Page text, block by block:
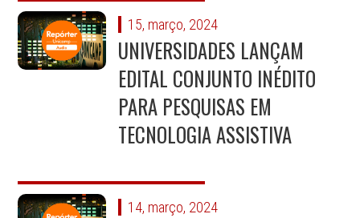
15, março, 2024
UNIVERSIDADES LANÇAM
EDITAL CONJUNTO INÉDITO
PARA PESQUISAS EM
TECNOLOGIA ASSISTIVA
14, março, 2024